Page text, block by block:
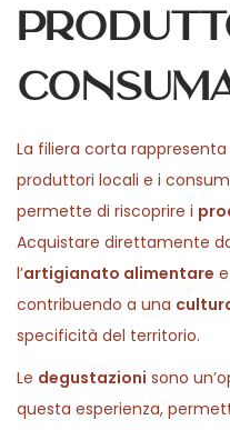
La filiera corta
produttori locali e i
permette di riscoprire i
Acquistare direttamente
l’artigianato alimentare
contribuendo a una
specificità del territorio.
Le degustazioni sono
questa esperienza,